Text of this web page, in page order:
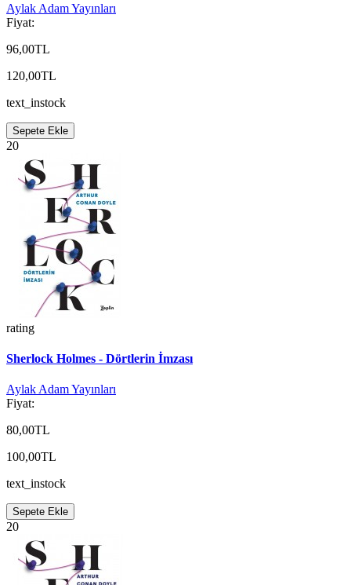
Aylak Adam Yayınları
Fiyat:
96,00TL
120,00TL
text_instock
Sepete Ekle
20
rating
Sherlock Holmes - Dörtlerin İmzası
Aylak Adam Yayınları
Fiyat:
80,00TL
100,00TL
text_instock
Sepete Ekle
20